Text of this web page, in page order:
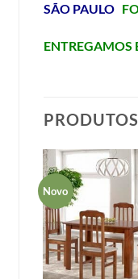
SÃO PAULO
ENTREGAMOS
Novo